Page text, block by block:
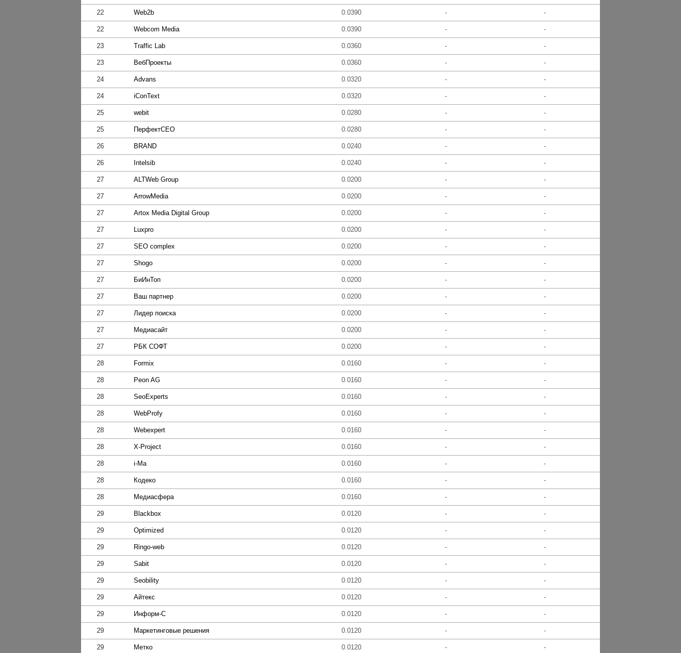
22 Web2b 0.0390 - -
22 Webcom Media 0.0390 - -
23 Traffic Lab 0.0360 - -
23 ВебПроекты 0.0360 - -
24 Advans 0.0320 - -
24 iConText 0.0320 - -
25 webit 0.0280 - -
25 ПерфектСЕО 0.0280 - -
26 BRАND 0.0240 - -
26 Intelsib 0.0240 - -
27 ALTWeb Group 0.0200 - -
27 ArrowMedia 0.0200 - -
27 Artox Media Digital Group 0.0200 - -
27 Luxpro 0.0200 - -
27 SEO complex 0.0200 - -
27 Shogo 0.0200 - -
27 БиИнТоп 0.0200 - -
27 Ваш пaртнер 0.0200 - -
27 Лидер поиска 0.0200 - -
27 Медиасайт 0.0200 - -
27 РБК СОФТ 0.0200 - -
28 Formix 0.0160 - -
28 Peon AG 0.0160 - -
28 SeoExperts 0.0160 - -
28 WebProfy 0.0160 - -
28 Webexpert 0.0160 - -
28 X-Project 0.0160 - -
28 i-Ma 0.0160 - -
28 Кодеко 0.0160 - -
28 Медиасфера 0.0160 - -
29 Blackbox 0.0120 - -
29 Optimized 0.0120 - -
29 Ringo-web 0.0120 - -
29 Sabit 0.0120 - -
29 Seobility 0.0120 - -
29 Айтекс 0.0120 - -
29 Информ-С 0.0120 - -
29 Мaркетинговые решения 0.0120 - -
29 Метко 0.0120 - -